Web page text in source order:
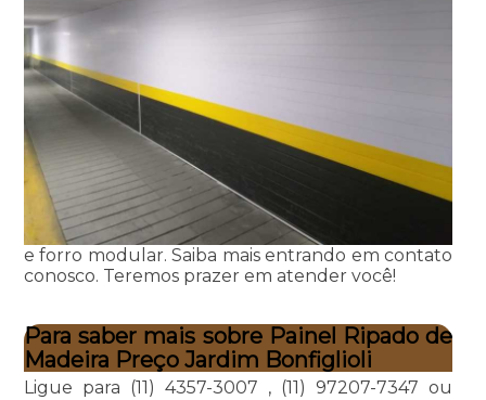
e forro modular. Saiba mais entrando em contato
conosco. Teremos prazer em atender você!
Para saber mais sobre Painel Ripado de
Madeira Preço Jardim Bonfiglioli
Ligue para (11) 4357-3007 , (11) 97207-7347 ou